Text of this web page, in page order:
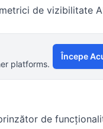
de vizibilitate
platforms.
Începe
de